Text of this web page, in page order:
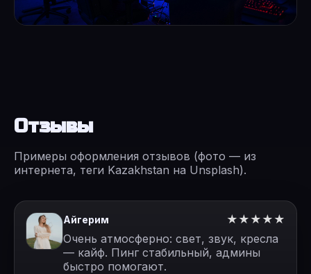
Отзывы
Примеры оформления отзывов (фото — из
интернета, теги Kazakhstan на Unsplash).
Айгерим
★★★★★
Очень атмосферно: свет, звук, кресла
— кайф. Пинг стабильный, админы
быстро помогают.